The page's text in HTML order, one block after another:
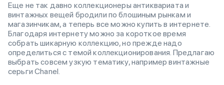
Еще не так давно коллекционеры антиквариата и
винтажных вещей бродили по блошиным рынкам и
магазинчикам, а теперь все можно купить в интернете.
Благодаря интернету можно за короткое время
собрать шикарную коллекцию, но прежде надо
определиться с темой коллекционирования. Предлагаю
выбрать совсем узкую тематику, например винтажные
серьги Chanel.